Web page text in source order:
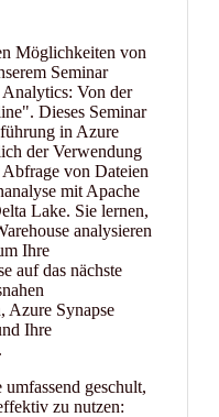
Möglichkeiten von
Seminar
Von der
Dieses Seminar
in Azure
der Verwendung
von Dateien
mit Apache
Lake. Sie lernen,
analysieren
Ihre
auf das nächste
Azure Synapse
Ihre
geschult,
zu nutzen: